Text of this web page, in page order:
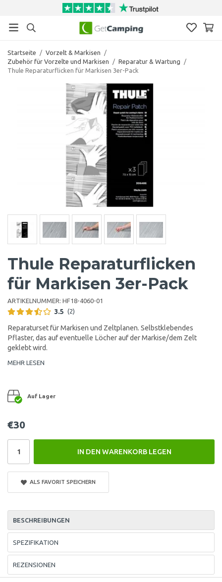
Startseite / Vorzelt & Markisen
/
Zubehör für Vorzelte und Markisen
/ Reparatur & Wartung
/
Thule Reparaturflicken für Markisen 3er-Pack
Thule Reparaturflicken
für Markisen 3er-Pack
ARTIKELNUMMER: HF18-4060-01
3.5 (2)
Reparaturset für Markisen und Zeltplanen. Selbstklebendes
Pflaster, das auf eventuelle Löcher auf der Markise/dem Zelt
geklebt wird.
MEHR LESEN
Auf Lager
€30
IN DEN WARENKORB LEGEN
ALS FAVORIT SPEICHERN
BESCHREIBUNGEN
SPEZIFIKATION
REZENSIONEN